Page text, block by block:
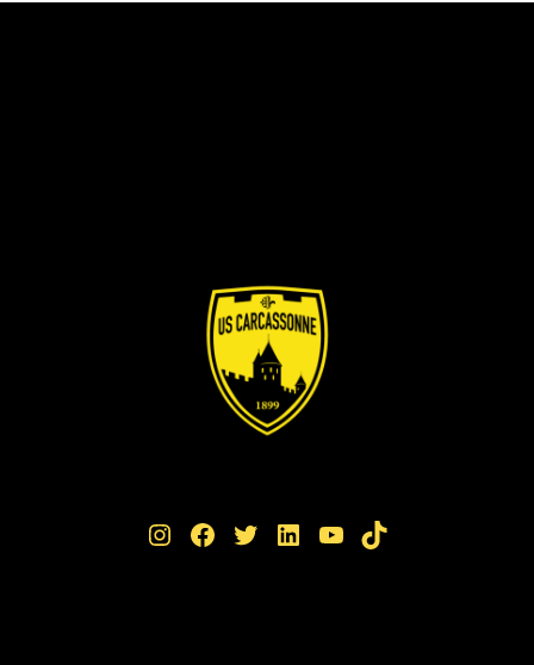
Instagram Facebook Twitter LinkedIn YouTube TikTok